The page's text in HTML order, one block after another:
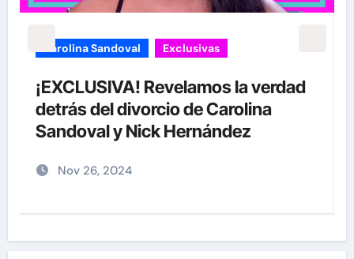
carolina Sandoval Exclusivas
¡EXCLUSIVA! Revelamos la verdad
detrás del divorcio de Carolina
Sandoval y Nick Hernández
Nov 26, 2024